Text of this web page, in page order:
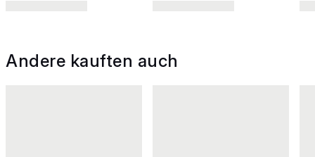
Andere kauften auch